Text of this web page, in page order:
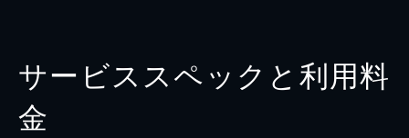
サービススペックと利用料
金